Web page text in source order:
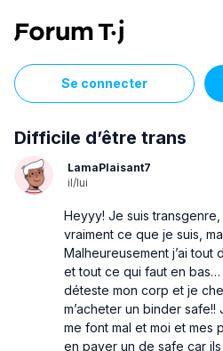
Se connecter
Difficile d’être trans
LamaPlaisant7
il/lui
Heyyy! Je suis transgenre,
vraiment ce que je suis,
Malheureusement j’ai tout
et tout ce qui faut en bas…
déteste mon corp et je
m’acheter un binder safe!!
me font mal et moi et mes
en payer un de safe car